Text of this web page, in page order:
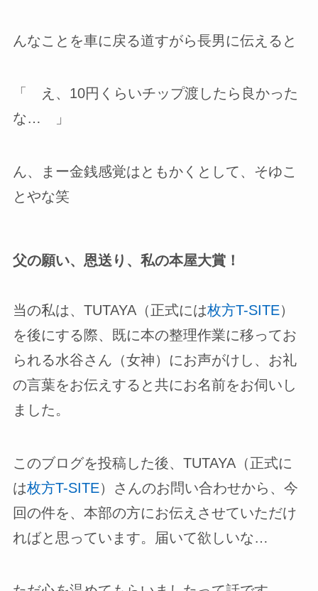
んなことを車に戻る道すがら長男に伝えると
「 え、10円くらいチップ渡したら良かった
な… 」
ん、まー金銭感覚はともかくとして、そゆこ
とやな笑
父の願い、恩送り、私の本屋大賞！
当の私は、TUTAYA（正式には枚方T-SITE）
を後にする際、既に本の整理作業に移ってお
られる水谷さん（女神）にお声がけし、お礼
の言葉をお伝えすると共にお名前をお伺いし
ました。
このブログを投稿した後、TUTAYA（正式に
は枚方T-SITE）さんのお問い合わせから、今
回の件を、本部の方にお伝えさせていただけ
ればと思っています。届いて欲しいな…